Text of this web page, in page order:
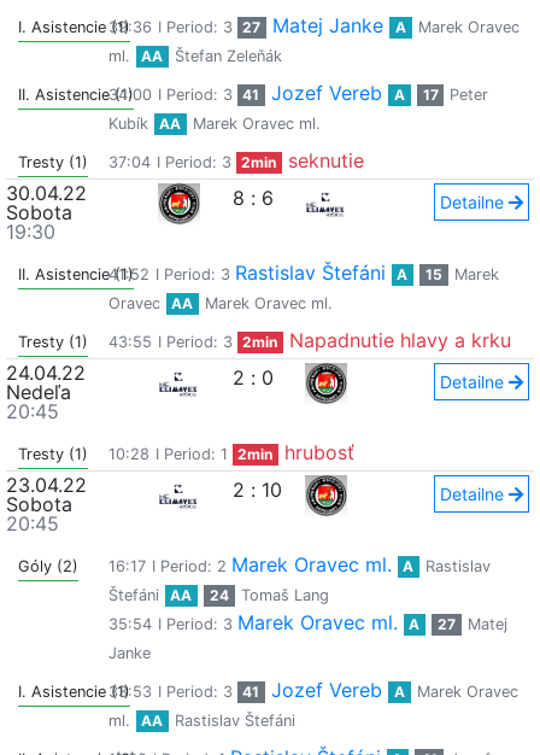
I. Asistencie (1)39:36 I Period: 3 27 Matej Janke A
Marek Oravec
ml.
AA Štefan Zeleňák
II. Asistencie (1)
34:00 I Period: 3 41 Jozef Vereb A 17
Peter
Kubík
AA Marek Oravec ml.
Tresty (1) 37:04 I Period: 3 2min
seknutie
30.04.22
Sobota
19:30
8 : 6 Detailne
II. Asistencie (1)
41:52 I Period: 3 Rastislav Štefáni A 15
Marek
Oravec
AA Marek Oravec ml.
Tresty (1) 43:55 I Period: 3 2min
Napadnutie hlavy a krku
24.04.22
Nedeľa
20:45
2 : 0 Detailne
Tresty (1) 10:28 I Period: 1 2min
hrubosť
23.04.22
Sobota
20:45
2 : 10 Detailne
Góly (2) 16:17 I Period: 2 Marek Oravec ml. A
Rastislav
Štefáni
AA 24
Tomaš Lang
35:54 I Period: 3 Marek Oravec ml. A 27
Matej
Janke
I. Asistencie (1)33:53 I Period: 3 41 Jozef Vereb A
Marek Oravec
ml.
AA Rastislav Štefáni